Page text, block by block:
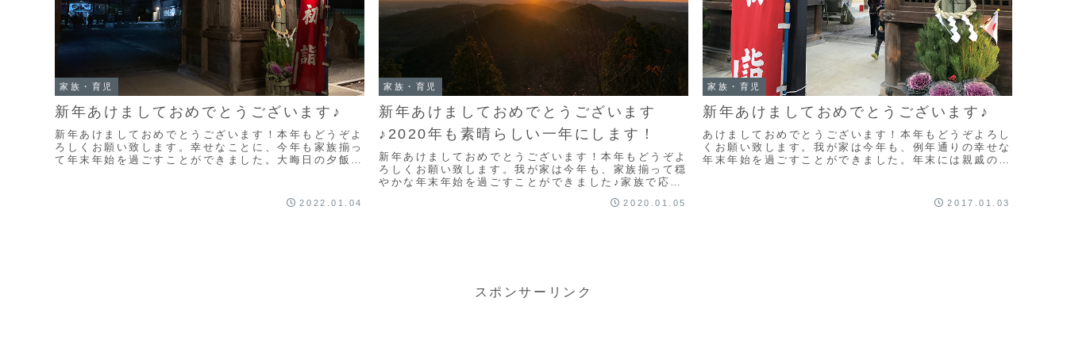
家族・育児
新年あけましておめでとうございます♪
新年あけましておめでとうございます！本年もどうぞよ
ろしくお願い致します。幸せなことに、今年も家族揃っ
て年末年始を過ごすことができました。大晦日の夕飯
2022.01.04
家族・育児
新年あけましておめでとうございます
♪2020年も素晴らしい一年にします！
新年あけましておめでとうございます！本年もどうぞよ
ろしくお願い致します。我が家は今年も、家族揃って穏
やかな年末年始を過ごすことができました♪家族で応援
2020.01.05
家族・育児
新年あけましておめでとうございます♪
あけましておめでとうございます！本年もどうぞよろし
くお願い致します。我が家は今年も、例年通りの幸せな
年末年始を過ごすことができました。年末には親戚の家
2017.01.03
スポンサーリンク